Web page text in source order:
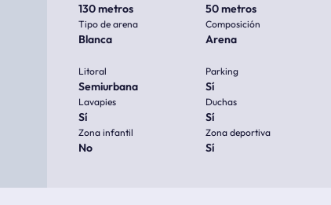
130 metros 50 metros
Tipo de arena
Blanca
Composición
Arena
Litoral
Semiurbana
Parking
Sí
Lavapies
Sí
Duchas
Sí
Zona infantil
No
Zona deportiva
Sí